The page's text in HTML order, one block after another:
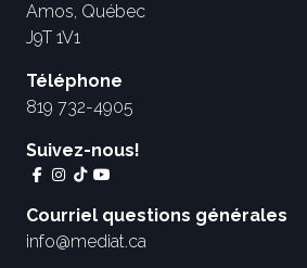
Amos, Québec
J9T 1V1
Téléphone
819 732-4905
Suivez-nous!
Courriel questions générales
info@mediat.ca